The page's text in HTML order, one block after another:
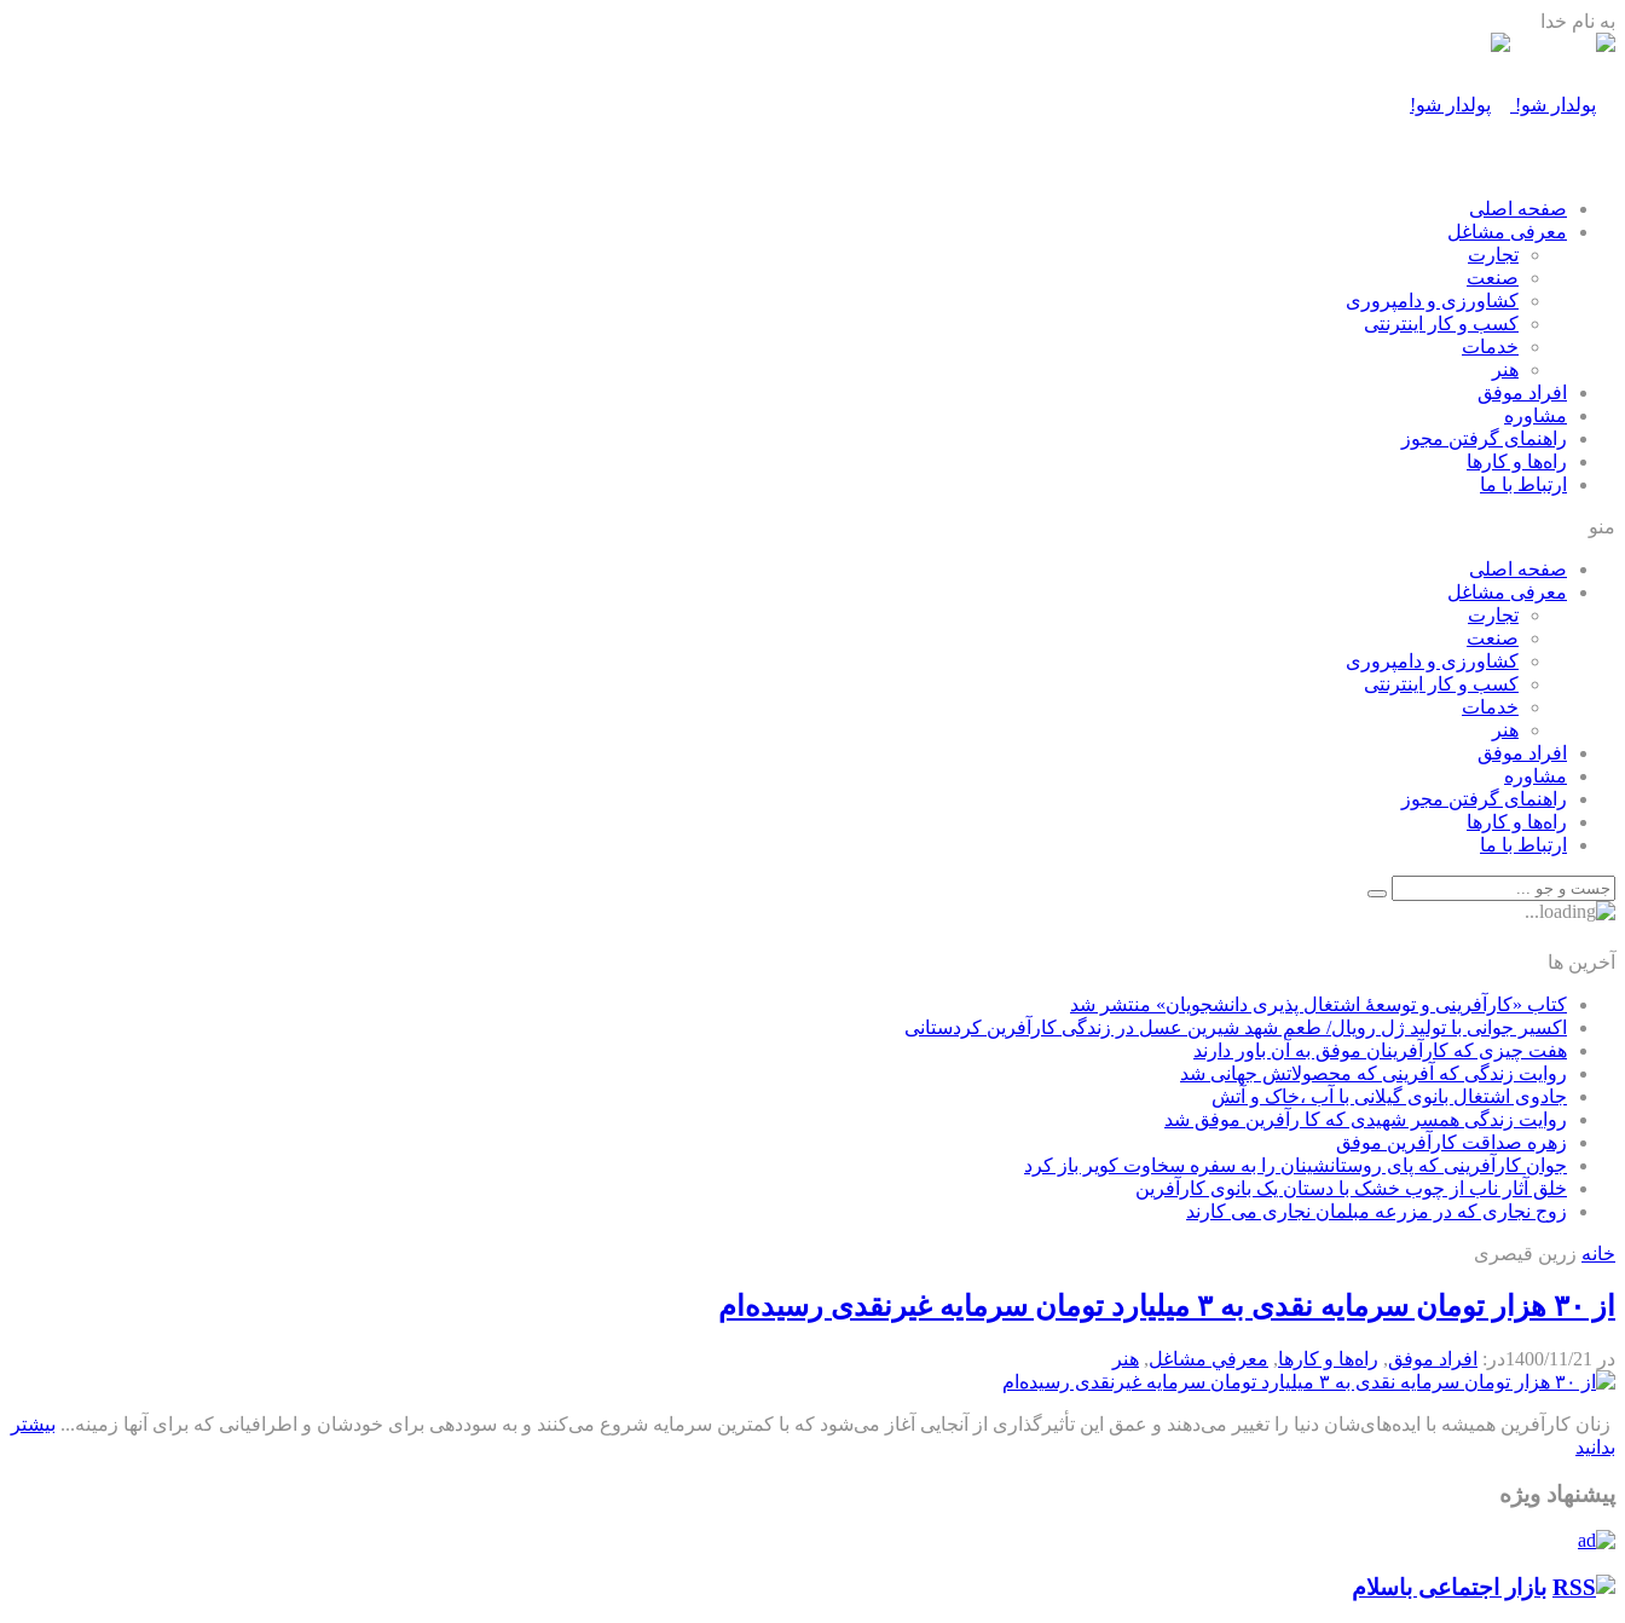
به نام خدا
صفحه اصلی
معرفی مشاغل
تجارت
صنعت
كشاورزی و دامپروری
كسب و كار اينترنتی
خدمات
هنر
افراد موفق
مشاوره
راهنمای گرفتن مجوز
راه‌ها و كارها
ارتباط با ما
منو
صفحه اصلی
معرفی مشاغل
تجارت
صنعت
كشاورزی و دامپروری
كسب و كار اينترنتی
خدمات
هنر
افراد موفق
مشاوره
راهنمای گرفتن مجوز
راه‌ها و كارها
ارتباط با ما
آخرین ها
کتاب «کارآفرینی و توسعۀ اشتغال پذیری دانشجویان» منتشر شد
اکسیر جوانی با تولید ژل رویال/ طعم شهد شیرین عسل‌ در زندگی کارآفرین کردستانی
هفت چیزی که کارآفرینان موفق به آن باور دارند
روایت زندگی که آفرینی که محصولاتش جهانی شد
جادوی اشتغال بانوی گیلانی با آب ،خاک و آتش
روایت زندگی همسر شهیدی که کا رآفرین موفق شد
زهره صداقت کارآفرین موفق
جوان کارآفرینی که پای روستانشینان را به سفره سخاوت کویر باز کرد
خلق آثار ناب از چوب خشک با دستان یک بانوی کارآفرین
زوج نجاری که در مزرعه مبلمان نجاری می کارند
خانه زرین قیصری
از ۳۰ هزار تومان سرمایه نقدی به ۳ میلیارد تومان سرمایه غیرنقدی رسیده‌ام
در 1400/11/21در: افراد موفق, راه‌ها و كارها, معرفي مشاغل, هنر
زنان کارآفرین همیشه با ایده‌های‌شان دنیا را تغییر می‌دهند و عمق این تأثیرگذاری از آنجایی آغاز می‌شود که با کمترین سرمایه شروع می‌کنند و به سوددهی برای خودشان و اطرافیانی که برای آنها زمینه... بیشتر
بدانید
پیشنهاد ویژه
بازار اجتماعی باسلام